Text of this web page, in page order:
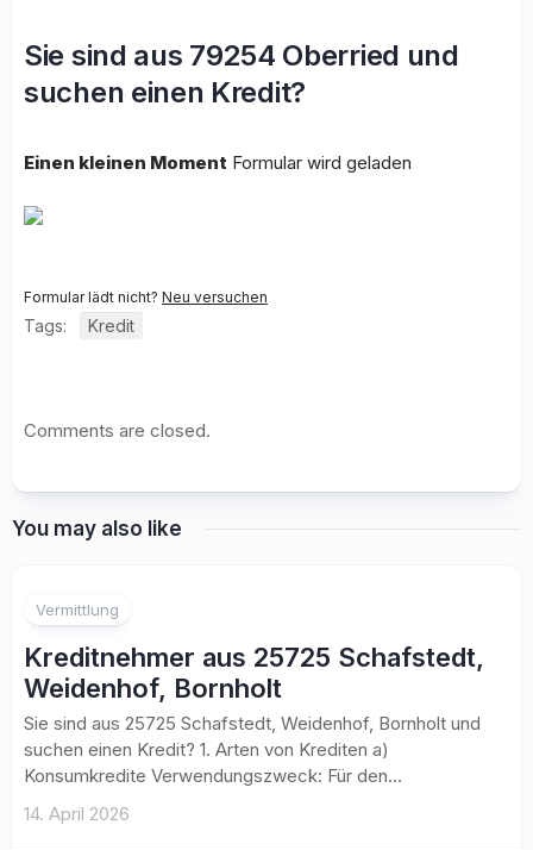
Sie sind aus 79254 Oberried und
suchen einen Kredit?
Einen kleinen Moment Formular wird geladen
Formular lädt nicht? Neu versuchen
Tags: Kredit
Comments are closed.
You may also like
Vermittlung
Kreditnehmer aus 25725 Schafstedt,
Weidenhof, Bornholt
Sie sind aus 25725 Schafstedt, Weidenhof, Bornholt und
suchen einen Kredit? 1. Arten von Krediten a)
Konsumkredite Verwendungszweck: Für den...
14. April 2026